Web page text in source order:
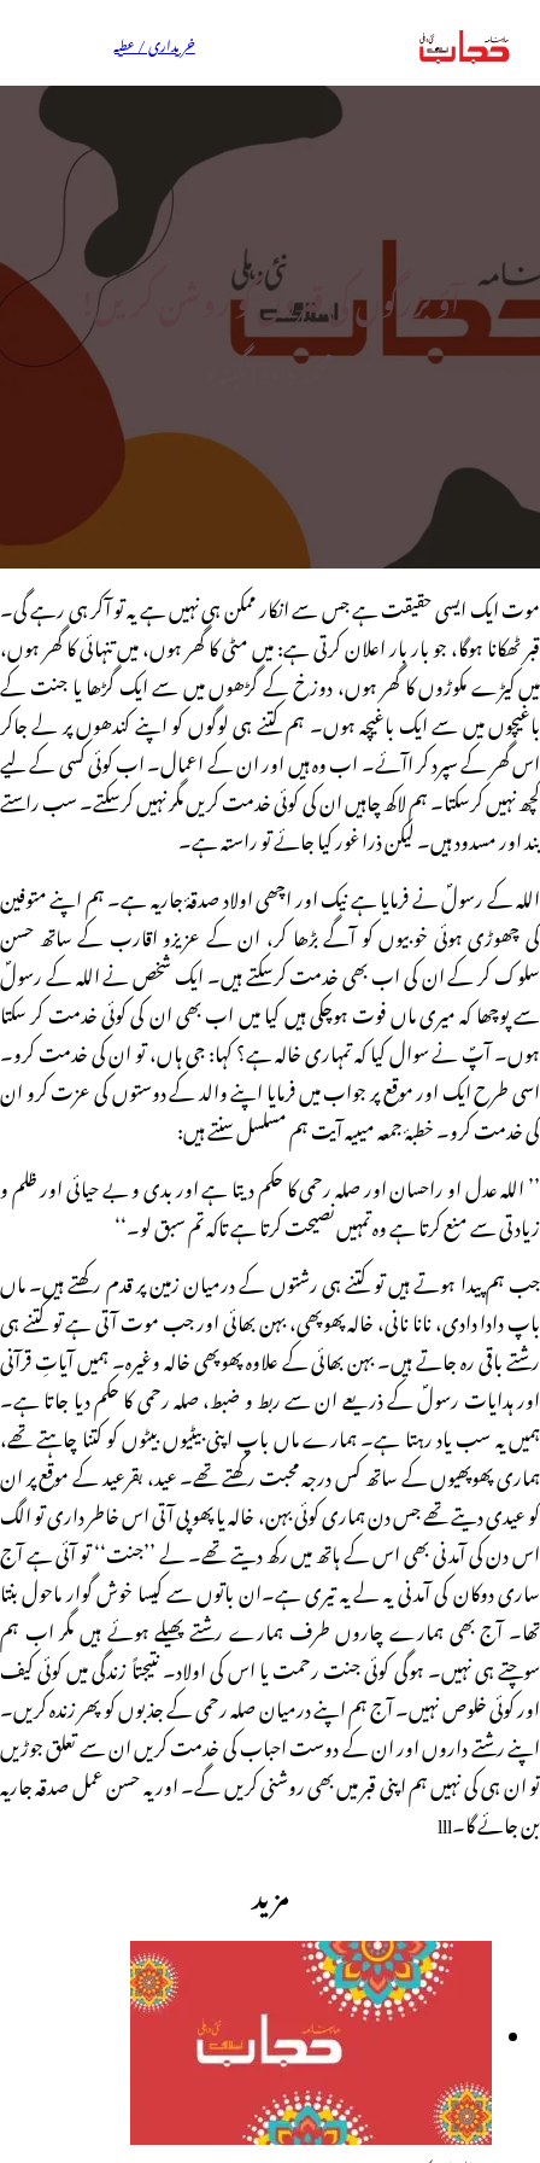
خریداری / عطیہ
آؤ بزرگوں کی قبروں کو روشن کریں!
محمد داؤد (نگینہ)
موت ایک ایسی حقیقت ہے جس سے انکار ممکن ہی نہیں ہے یہ تو آکر ہی رہے گی۔
قبر ٹھکانا ہوگا، جو بار بار اعلان کرتی ہے: میں مٹی کا گھر ہوں، میں تنہائی کا گھر ہوں،
میں کیڑے مکوڑوں کا گھر ہوں، دوزخ کے گڑھوں میں سے ایک گڑھا یا جنت کے
باغیچوں میں سے ایک باغیچہ ہوں۔ ہم کتنے ہی لوگوں کو اپنے کندھوں پر لے جاکر
اس گھر کے سپرد کر اآئے۔ اب وہ ہیں اور ان کے اعمال۔ اب کوئی کسی کے لیے
کچھ نہیں کرسکتا۔ ہم لاکھ چاہیں ان کی کوئی خدمت کریں مگر نہیں کرسکتے۔ سب راستے
بند اور مسدود ہیں۔ لیکن ذرا غور کیا جائے تو راستہ ہے۔
اللہ کے رسولؐ نے فرمایا ہے نیک اور اچھی اولاد صدقۂ جاریہ ہے۔ ہم اپنے متوفین
کی چھوڑی ہوئی خوبیوں کو آگے بڑھا کر، ان کے عزیزو اقارب کے ساتھ حسن
سلوک کر کے ان کی اب بھی خدمت کرسکتے ہیں۔ ایک شخص نے اللہ کے رسولؐ
سے پوچھا کہ میری ماں فوت ہوچکی ہیں کیا میں اب بھی ان کی کوئی خدمت کر سکتا
ہوں۔ آپؐ نے سوال کیا کہ تمہاری خالہ ہے؟ کہا: جی ہاں، تو ان کی خدمت کرو۔
اسی طرح ایک اور موقع پر جواب میں فرمایا اپنے والد کے دوستوں کی عزت کرو ان
کی خدمت کرو۔ خطبۂ جمعہ میںیہ آیت ہم مسلسل سنتے ہیں:
’’ اللہ عدل او راحسان اور صلہ رحمی کا حکم دیتا ہے اور بدی و بے حیائی اور ظلم و
زیادتی سے منع کرتا ہے وہ تمہیں نصیحت کرتا ہے تاکہ تم سبق لو۔‘‘
جب ہم پیدا ہوتے ہیں تو کتنے ہی رشتوں کے درمیان زمین پر قدم رکھتے ہیں۔ ماں
باپ دادا دادی، نانا نانی، خالہ پھوپھی، بہن بھائی اور جب موت آتی ہے تو کتنے ہی
رشتے باقی رہ جاتے ہیں۔ بہن بھائی کے علاوہ پھوپھی خالہ وغیرہ۔ ہمیں آیاتِ قرآنی
اور ہدایات رسولؐ کے ذریعے ان سے ربط و ضبط، صلہ رحمی کا حکم دیا جاتا ہے۔
ہمیں یہ سب یاد رہتا ہے۔ ہمارے ماں باپ اپنی بیٹیوں بیٹوں کو کتنا چاہتے تھے،
ہماری پھوپھیوں کے ساتھ کس درجہ محبت رکھتے تھے۔ عید، بقرعید کے موقع پر ان
کو عیدی دیتے تھے جس دن ہماری کوئی بہن، خالہ یا پھوپی آتی اس خاطر داری تو الگ
اس دن کی آمدنی بھی اس کے ہاتھ میں رکھ دیتے تھے۔ لے ’’جنت‘‘ تو آئی ہے آج
ساری دوکان کی آمدنی یہ لے یہ تیری ہے۔ان باتوں سے کیسا خوش گوار ماحول بنتا
تھا۔ آج بھی ہمارے چاروں طرف ہمارے رشتے پھیلے ہوئے ہیں مگر اب ہم
سوچتے ہی نہیں۔ ہوگی کوئی جنت رحمت یا اس کی اولاد۔ نتیجتاً زندگی میں کوئی کیف
اور کوئی خلوص نہیں۔ آج ہم اپنے درمیان صلہ رحمی کے جذبوں کو پھر زندہ کریں۔
اپنے رشتے داروں اور ان کے دوست احباب کی خدمت کریں ان سے تعلق جوڑیں
تو ان ہی کی نہیں ہم اپنی قبر میں بھی روشنی کریں گے۔ اور یہ حسن عمل صدقہ جاریہ
بن جائے گا۔lll
مزید